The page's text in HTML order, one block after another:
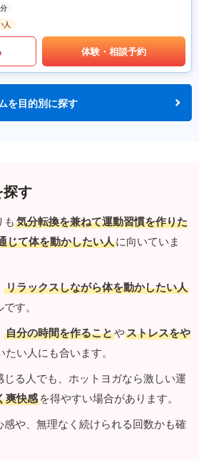
人
体験・相談予約
を目的別に探す
探す
も 気分転換を兼ねて運動習慣を作りた
じて体を動かしたい人に向いていま
リラックスしながら体を動かしたい人
す。
自分の時間を作ることやストレスをや
たい人にも合います。
る人でも、ホットヨガなら激しい運
爽快感 を得やすい場合があります。
や、無理なく続けられる回数かも確